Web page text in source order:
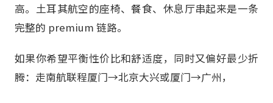
高。土耳其航空的座椅、餐食、休息厅串起来是一条
完整的 premium 链路。
如果你希望平衡性价比和舒适度，同时又偏好最少折
腾：走南航联程厦门→北京大兴或厦门→广州，